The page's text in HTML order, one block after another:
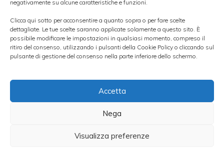
negativamente su alcune caratteristiche e funzioni.
Clicca qui sotto per acconsentire a quanto sopra o per fare scelte
dettagliate. Le tue scelte saranno applicate solamente a questo sito. È
possibile modificare le impostazioni in qualsiasi momento, compreso il
ritiro del consenso, utilizzando i pulsanti della Cookie Policy o cliccando sul
pulsante di gestione del consenso nella parte inferiore dello schermo.
Accetta
Nega
Visualizza preferenze
euro per azione, con messa in pagamento a
partire dal giorno 18 dello stesso mese.
Categorie
dividendi